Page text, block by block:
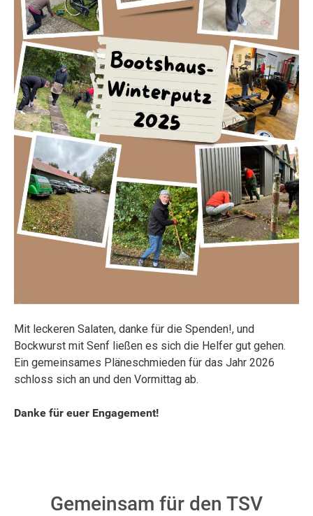
Mit leckeren Salaten, danke für die Spenden!, und
Bockwurst mit Senf ließen es sich die Helfer gut gehen.
Ein gemeinsames Pläneschmieden für das Jahr 2026
schloss sich an und den Vormittag ab.
Danke für euer Engagement!
Gemeinsam für den TSV